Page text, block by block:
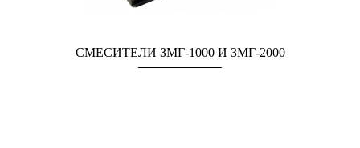
СМЕСИТЕЛИ ЗМГ-1000 И ЗМГ-2000